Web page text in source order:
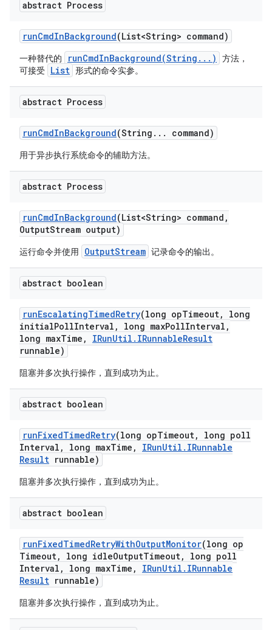
abstract Process
runCmdInBackground(List<String> command)
一种替代的 runCmdInBackground(String...)
方法，
可接受
List 形式的命令实参。
abstract Process
runCmdInBackground(String . . . command)
用于异步执行系统命令的辅助方法。
abstract Process
runCmdInBackground(List<String> command ,
OutputStream output)
运行命令并使用 OutputStream 记录命令的输出。
abstract boolean
runEscalatingTimedRetry(long opTimeout,
long
initialPollInterval , long maxPollInterval ,
long maxTime , IRunUtil . IRunnableResult
runnable)
阻塞并多次执行操作，直到成功为止。
abstract boolean
runFixedTimedRetry(long opTimeout,
long poll
Interval , long maxTime , IRunUtil . IRunnable
Result runnable)
阻塞并多次执行操作，直到成功为止。
abstract boolean
runFixedTimedRetryWithOutputMonitor(long op
Timeout, long idleOutputTimeout,
long poll
Interval , long maxTime , IRunUtil . IRunnable
Result runnable)
阻塞并多次执行操作，直到成功为止。